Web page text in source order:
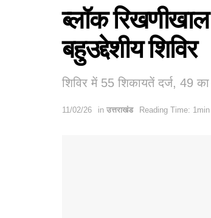
ब्लॉक
बहुउद्देशीय शिविर
शिविर में 55 शिकायतें दर्ज, 49
11/02/26 in उत्तराखंड Reading Time: 1min